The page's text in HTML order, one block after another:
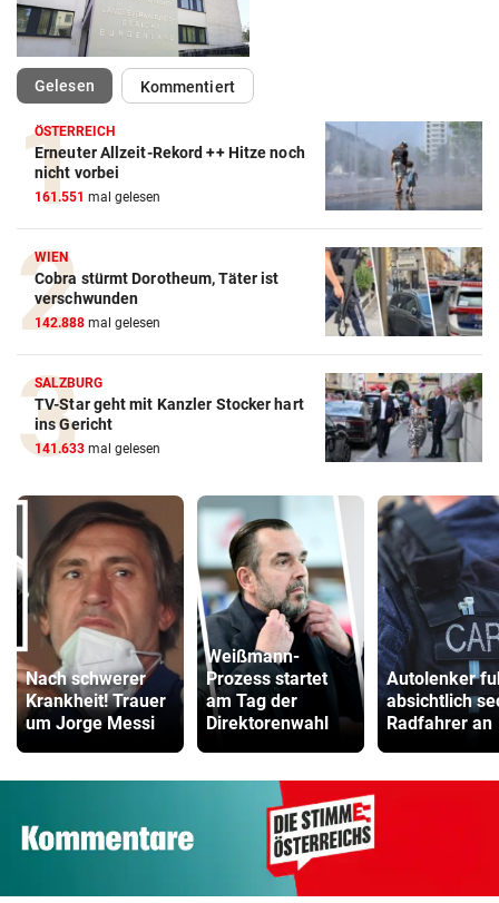
Gelesen(ausgewählt)Kommentiert
ÖSTERREICH
Erneuter Allzeit-Rekord ++ Hitze noch
nicht vorbei
161.551 mal gelesen
WIEN
Cobra stürmt Dorotheum, Täter ist
verschwunden
142.888 mal gelesen
SALZBURG
TV-Star geht mit Kanzler Stocker hart
ins Gericht
141.633 mal gelesen
Nach schwerer
Krankheit! Trauer
um Jorge Messi
Weißmann-
Prozess startet
am Tag der
Direktorenwahl
Autolenker
absichtlich
Radfahrer an